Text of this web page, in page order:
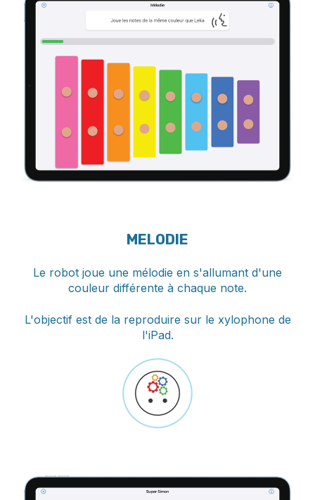
MELODIE
Le robot joue une mélodie en s'allumant d'une
couleur différente à chaque note.
L'objectif est de la reproduire sur le xylophone de
l'iPad.